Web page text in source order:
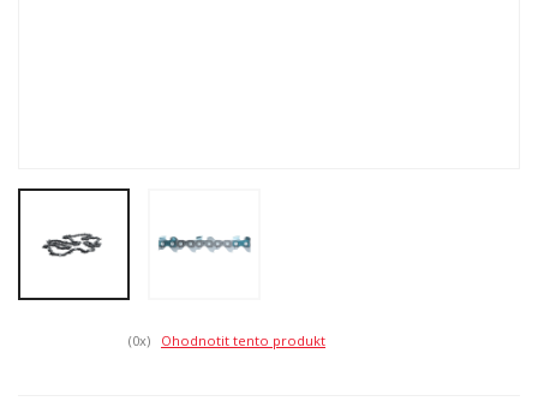
(0x) Ohodnotit tento produkt